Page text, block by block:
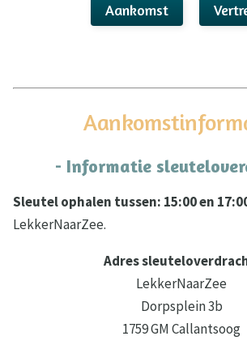
Aankomst
- Informatie
Sleutel ophalen tussen: 15:00 en
LekkerNaarZee.
Adres
LekkerNaarZee
Dorpsplein 3b
1759 GM Callantsoog